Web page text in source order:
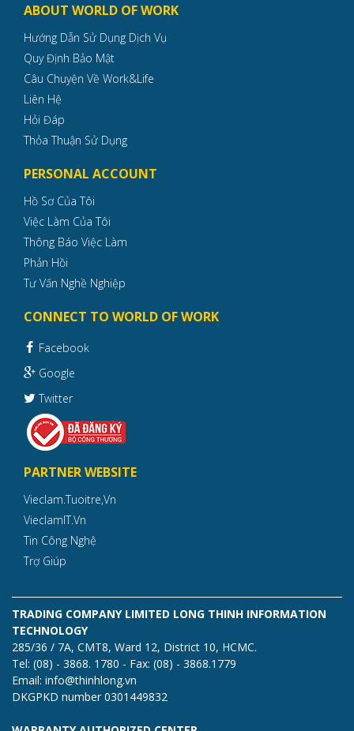
ABOUT WORLD OF WORK
Hướng Dẫn Sử Dụng Dịch Vụ
Quy Định Bảo Mật
Câu Chuyện Về Work&Life
Liên Hệ
Hỏi Đáp
Thỏa Thuận Sử Dụng
PERSONAL ACCOUNT
Hồ Sơ Của Tôi
Việc Làm Của Tôi
Thông Báo Việc Làm
Phản Hồi
Tư Vấn Nghề Nghiệp
CONNECT TO WORLD OF WORK
Facebook
Google
Twitter
PARTNER WEBSITE
Vieclam.tuoitre,vn
VieclamIT.vn
Tin Công Nghệ
Trợ Giúp
TRADING COMPANY LIMITED LONG THINH INFORMATION
TECHNOLOGY
285/36 / 7A, CMT8, Ward 12, District 10, HCMC.
Tel: (08) - 3868. 1780 - Fax: (08) - 3868.1779
Email: info@thinhlong.vn
DKGPKD number 0301449832